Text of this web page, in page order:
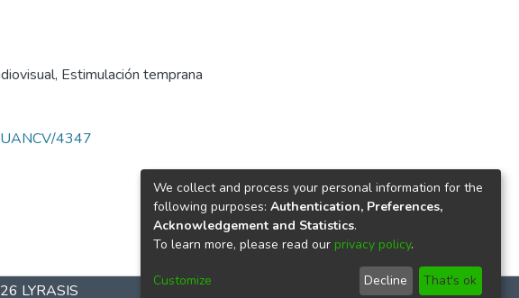
, Estimulación temprana
UANCV/4347
LYRASIS
We collect and process your personal information for the
following purposes: Authentication, Preferences,
Acknowledgement and Statistics.
To learn more, please read our privacy policy.
Customize Decline That's ok